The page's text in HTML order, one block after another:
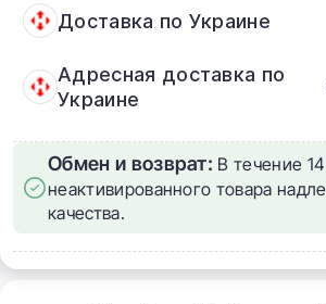
Доставка по Украине
Адресная доставка по
Украине
Обмен и возврат: В течение
неактивированного товара
качества.